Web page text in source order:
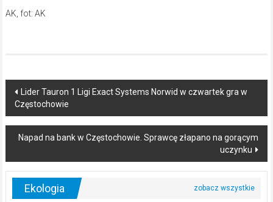
AK, fot: AK
Post
navigation
Lider Tauron 1 Ligi Exact Systems Norwid w czwartek gra w
Częstochowie
Napad na bank w Częstochowie. Sprawcę złapano na gorącym
uczynku
Ekologia